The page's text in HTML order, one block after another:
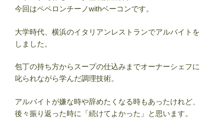
今回はペペロンチーノwithベーコンです。
大学時代、横浜のイタリアンレストランでアルバイトを
しました。
包丁の持ち方からスープの仕込みまでオーナーシェフに
叱られながら学んだ調理技術。
アルバイトが嫌な時や辞めたくなる時もあったけれど、
後々振り返った時に「続けてよかった」と思います。